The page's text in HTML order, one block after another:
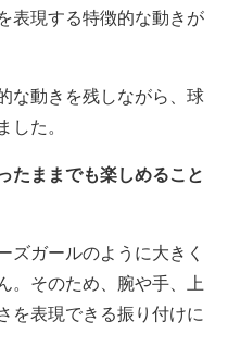
表現する特徴的な動きが
な動きを残しながら、球
た。
たままでも楽しめること
ズガールのように大きく
。そのため、腕や手、上
を表現できる振り付けに